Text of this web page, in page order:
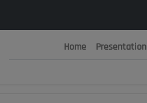
Home Presentation